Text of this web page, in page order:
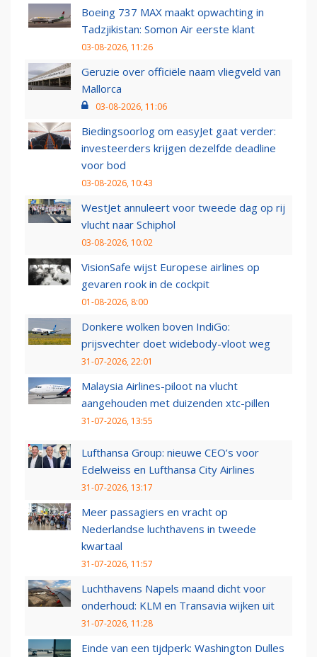
Boeing 737 MAX maakt opwachting in
Tadzjikistan: Somon Air eerste klant
03-08-2026, 11:26
Geruzie over officiële naam vliegveld van
Mallorca
03-08-2026, 11:06
Biedingsoorlog om easyJet gaat verder:
investeerders krijgen dezelfde deadline
voor bod
03-08-2026, 10:43
WestJet annuleert voor tweede dag op rij
vlucht naar Schiphol
03-08-2026, 10:02
VisionSafe wijst Europese airlines op
gevaren rook in de cockpit
01-08-2026, 8:00
Donkere wolken boven IndiGo:
prijsvechter doet widebody-vloot weg
31-07-2026, 22:01
Malaysia Airlines-piloot na vlucht
aangehouden met duizenden xtc-pillen
31-07-2026, 13:55
Lufthansa Group: nieuwe CEO’s voor
Edelweiss en Lufthansa City Airlines
31-07-2026, 13:17
Meer passagiers en vracht op
Nederlandse luchthavens in tweede
kwartaal
31-07-2026, 11:57
Luchthavens Napels maand dicht voor
onderhoud: KLM en Transavia wijken uit
31-07-2026, 11:28
Einde van een tijdperk: Washington Dulles